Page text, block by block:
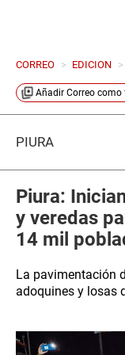
CORREO > EDICION >
Añadir Correo como
PIURA
Piura:
y veredas
14 mil
La pavimentación
adoquines y losas